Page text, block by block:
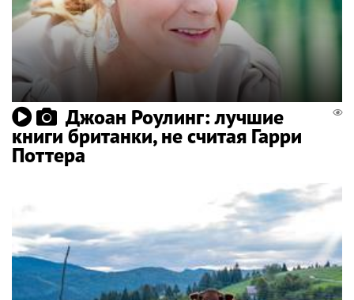
Джоан Роулинг: лучшие
книги британки, не считая Гарри
Поттера